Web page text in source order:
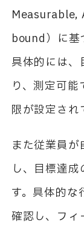
Measurable,
bound）に基
具体的には、
り、測定可
限が設定され
また従業員
し、目標達
す。具体的な
確認し、フィ